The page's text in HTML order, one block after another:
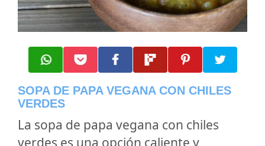
SOPA DE PAPA VEGANA CON CHILES
VERDES
La sopa de papa vegana con chiles
verdes es una opción caliente y